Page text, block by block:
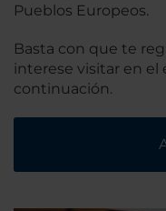
Pueblos Europeos.
Basta con que te
interese visitar en el
continuación.